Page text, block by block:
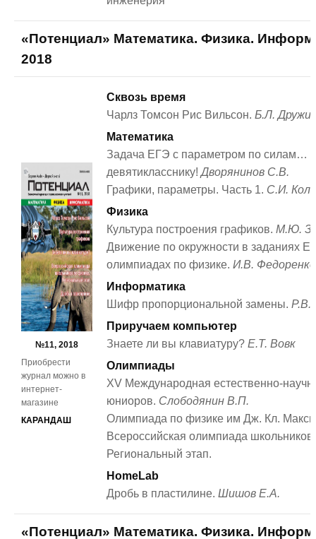
«Потенциал» Математика. Физика.
2018
№11, 2018
Приобрести
журнал можно в
интернет-
магазине
КАРАНДАШ
Сквозь время
Чарлз Томсон Рис Вильсон. Б.Л.
Математика
Задача ЕГЭ с параметром по силам…
девятикласснику!Дворянинов С.В.
Графики, параметры. Часть 1. С.И.
Физика
Культура построения графиков. М.Ю.
Движение по окружности в заданиях
олимпиадах по физике. И.В. Федоренко
Информатика
Шифр пропорциональной замены. Р.В.
Приручаем компьютер
Знаете ли вы клавиатуру? Е.Т. Вовк
Олимпиады
XV Международная естественно-
юниоров. Слободянин В.П.
Олимпиада по физике им Дж. Кл.
Всероссийская олимпиада
Региональный этап.
HomeLab
Дробь в пластилине. Шишов Е.А.
«Потенциал» Математика. Физика.